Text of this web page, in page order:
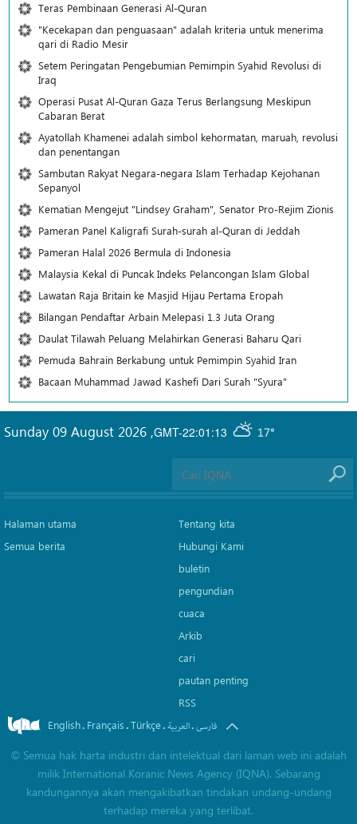
Teras Pembinaan Generasi Al-Quran
"Kecekapan dan penguasaan" adalah kriteria untuk menerima
qari di Radio Mesir
Setem Peringatan Pengebumian Pemimpin Syahid Revolusi di
Iraq
Operasi Pusat Al-Quran Gaza Terus Berlangsung Meskipun
Cabaran Berat
Ayatollah Khamenei adalah simbol kehormatan, maruah, revolusi
dan penentangan
Sambutan Rakyat Negara-negara Islam Terhadap Kejohanan
Sepanyol
Kematian Mengejut "Lindsey Graham", Senator Pro-Rejim Zionis
Pameran Panel Kaligrafi Surah-surah al-Quran di Jeddah
Pameran Halal 2026 Bermula di Indonesia
Malaysia Kekal di Puncak Indeks Pelancongan Islam Global
Lawatan Raja Britain ke Masjid Hijau Pertama Eropah
Bilangan Pendaftar Arbain Melepasi 1.3 Juta Orang
Daulat Tilawah Peluang Melahirkan Generasi Baharu Qari
Pemuda Bahrain Berkabung untuk Pemimpin Syahid Iran
Bacaan Muhammad Jawad Kashefi Dari Surah "Syura"
GMT-22:01:13 17°
Sunday 09 August 2026 ,
Halaman utama
Semua berita
Tentang kita
Hubungi Kami
buletin
pengundian
cuaca
Arkib
cari
pautan penting
RSS
English. Français.Türkçe. العربیة.فارسی
© Semua hak harta industri dan intelektual dari laman web ini adalah
milik International Koranic News Agency (IQNA). Sebarang
kandungannya akan mengakibatkan tindakan undang-undang
terhadap mereka yang terlibat.